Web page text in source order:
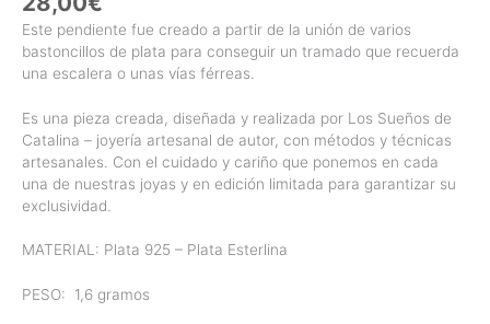
Este pendiente fue creado a partir de la unión de varios
bastoncillos de plata para conseguir un tramado que recuerda
una escalera o unas vías férreas.
Es una pieza creada, diseñada y realizada por Los Sueños de
Catalina – joyería artesanal de autor, con métodos y técnicas
artesanales. Con el cuidado y cariño que ponemos en cada
una de nuestras joyas y en edición limitada para garantizar su
exclusividad.
MATERIAL: Plata 925 – Plata Esterlina
PESO: 1,6 gramos